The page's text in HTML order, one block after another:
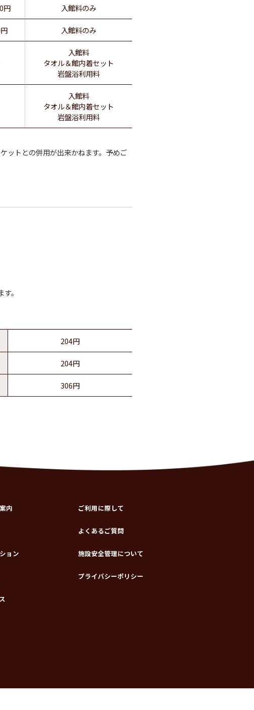
円 入館料のみ
入館料のみ
入館料
タオル＆館内着セット
岩盤浴利用料
入館料
タオル＆館内着セット
岩盤浴利用料
ットとの併用が出来かねます。予めご
。
204円
204円
306円
内
ョン
ご利用に際して
よくあるご質問
施設安全管理について
プライバシーポリシー